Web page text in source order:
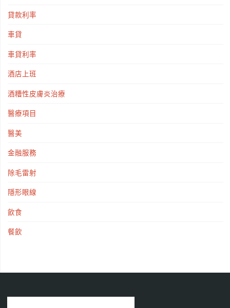
貸款利率
車貸
車貸利率
酒店上班
酒糟性皮膚炎治療
醫療項目
醫美
金融服務
除毛雷射
隱形眼線
飲食
餐飲